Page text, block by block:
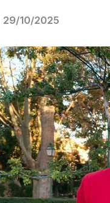
29/10/2025